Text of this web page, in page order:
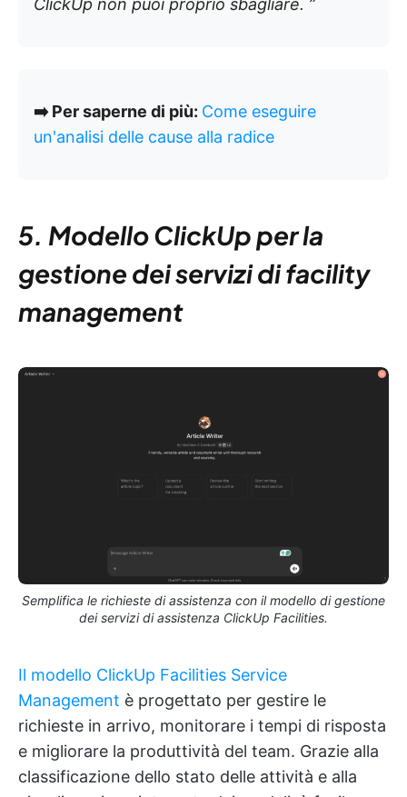
ClickUp non puoi proprio sbagliare. ”
➡️ Per saperne di più: Come eseguire
un'analisi delle cause alla radice
5. Modello ClickUp per la
gestione dei servizi di facility
management
Semplifica le richieste di assistenza con il modello di gestione
dei servizi di assistenza ClickUp Facilities.
Il modello ClickUp Facilities Service
Management è progettato per gestire le
richieste in arrivo, monitorare i tempi di risposta
e migliorare la produttività del team. Grazie alla
classificazione dello stato delle attività e alla